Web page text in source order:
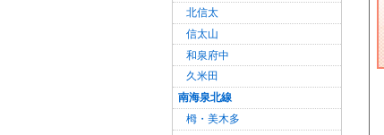
北信太
信太山
和泉府中
久米田
南海泉北線
栂・美木多